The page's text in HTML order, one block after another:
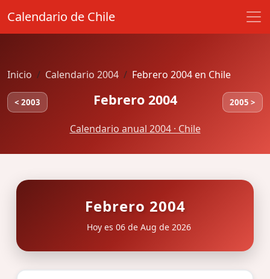
Calendario de Chile
Inicio Calendario 2004 Febrero 2004 en Chile
< 2003 Febrero 2004 2005 >
Calendario anual 2004 · Chile
Febrero 2004
Hoy es 06 de Aug de 2026